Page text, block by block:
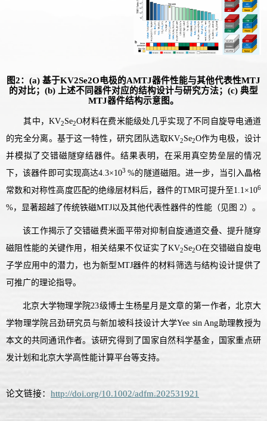
图2：(a) 基于KV2Se2O电极的AMTJ器件性能与其他代表性MTJ
的对比；(b) 上述不同器件对应的结构设计与研究方法；(c) 典型
MTJ器件结构示意图。
其中，KV2Se2O材料在费米能级处几乎实现了不同自旋导电通道
的完全分离。 基于这一特性 ，研究团队选取KV2Se2O作为电极， 设计
并模拟了交错磁隧穿结器件。结果表明，在采用真空势垒层的情况
下，该器件即可实现高达4.3×103%的隧道磁阻。进一步，当引入晶格
常数和对称性高度匹配的绝缘层材料后，器件的TMR 可提升至1.1×106
%，显著超越 了传统铁磁MTJ以及其他代表性器件的性能（见图 2） 。
该工作揭示了交错磁费米面平带对抑制自旋通道交叠、提升 隧穿
磁阻性能的关键作用，相关结果不仅证实 了KV2Se2O在交错磁自旋电
子学应用中的潜力 ，也为新型MTJ器件的材料筛选与结构设计提供了
可推广的理论指导。
北京大学物理学院23级博士生杨星月是文章的第一作者，北京大
学物理学院吕劲研究员与新加坡科技设计大学Yee sin Ang 助理教授为
本文的共同通讯作者。该研究得到了国家自然科学基金，
国家重点研
发计划 和北京大学高性能计算平台等支持。
论文链接： http://doi.org/10.1002/adfm.202531921